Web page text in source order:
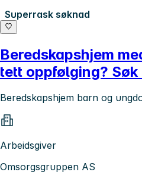
Superrask søknad
Beredskapshjem
tett oppfølging? Søk
Beredskapshjem barn og
Arbeidsgiver
Omsorgsgruppen AS